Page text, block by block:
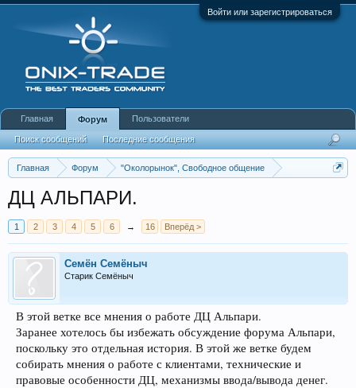
Войти или зарегистрироваться
Главная Форум
"Околорынок", Свободное общение
ДЦ АЛЬПАРИ.
1 2 3 4 5 6 → 16 Вперёд >
Семён Семёныч
Старик Семёныч
В этой ветке все мнения о работе ДЦ Альпари.
Заранее хотелось бы избежать обсуждение форума Альпари,
поскольку это отдельная история. В этой же ветке будем
собирать мнения о работе с клиентами, технические и
правовые особенности ДЦ, механизмы ввода/вывода денег.
Главная Форум
Поиск сообщений Последние сообщения
Пользователи